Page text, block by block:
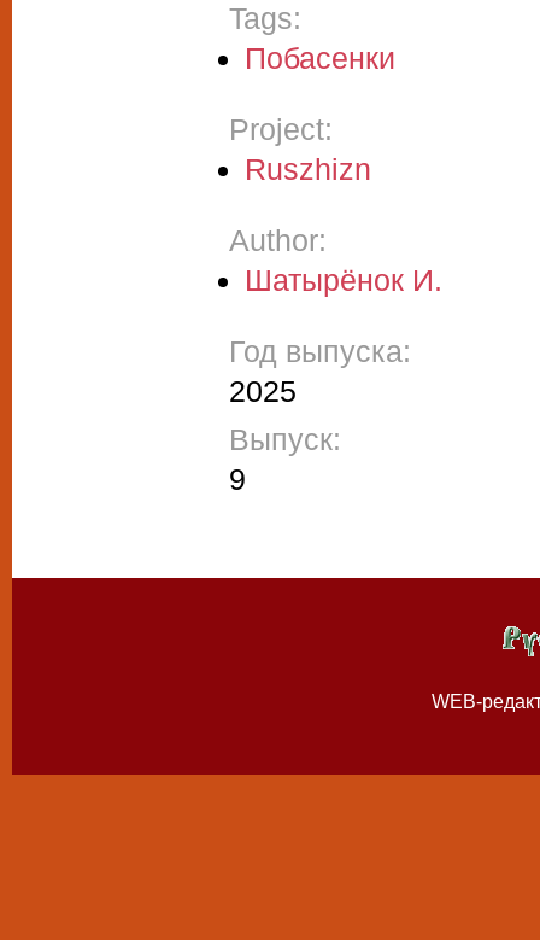
Tags:
Побасенки
Project:
Ruszhizn
Author:
Шатырёнок И.
Год выпуска:
2025
Выпуск:
9
WEB-